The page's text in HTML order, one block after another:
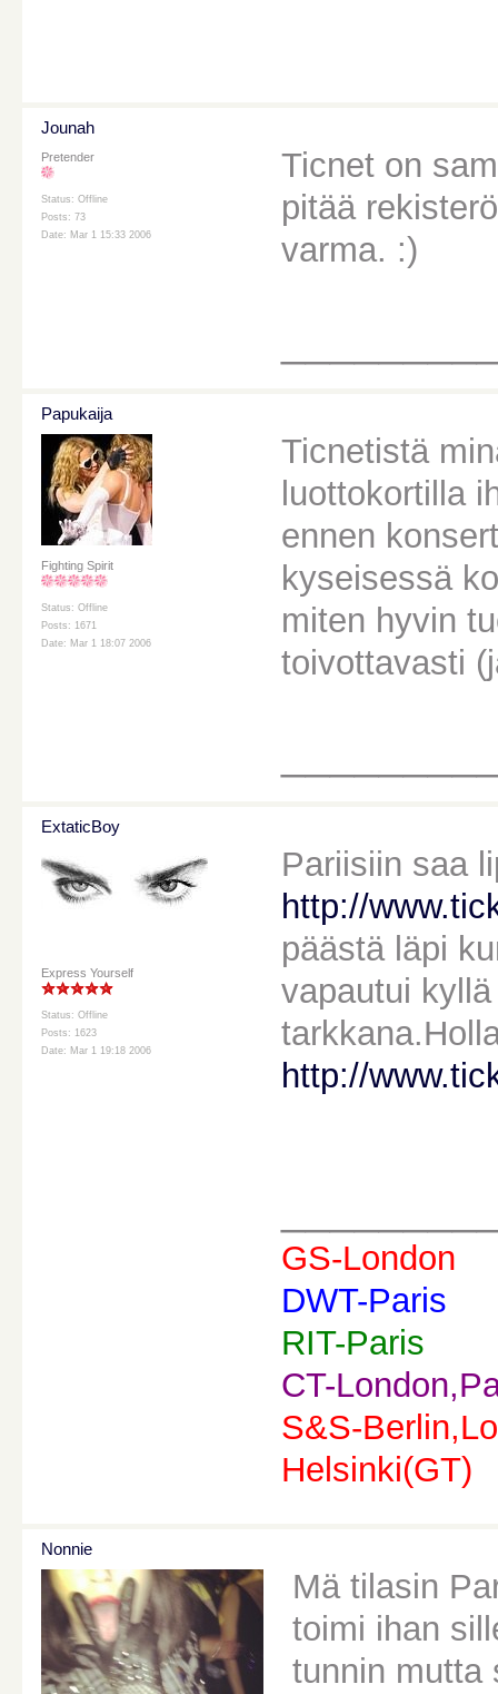
Jounah
Pretender
Status: Offline
Posts: 73
Date: Mar 1 15:33 2006
Ticnet on
pitää
varma. :)
Papukaija
Fighting Spirit
Status: Offline
Posts: 1671
Date: Mar 1 18:07 2006
Ticnetistä
luottokortilla
ennen
kyseisessä
miten hyvin
toivottavasti
ExtaticBoy
Express Yourself
Status: Offline
Posts: 1623
Date: Mar 1 19:18 2006
Pariisiin saa
http://
päästä läpi
vapautui
http://
GS-London
DWT-Paris
RIT-Paris
CT-
S&S-
Helsinki(GT)
Nonnie
Mä tilasin
toimi ihan
tunnin mutta